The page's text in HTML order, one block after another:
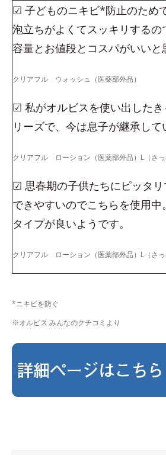
☑ 子どものニキビ*防止のため
泡立ちがよくてスッキリするの
容量とお値段とコスパがいいと
クリアフル ウォッシュ（医薬部外品）
☑ 私がオルビスを使い出した
リーズで、今は息子が継承して
クリアフル ローション（医薬部外品）L（さっ
☑ 思春期の子供たちにピッタ
できやすいのでこちらを使用中
タイプが良いようです。
クリアフル ローション（医薬部外品）L（さっ
*ニキビを防ぐ
※オルビス みんなのクチコミより